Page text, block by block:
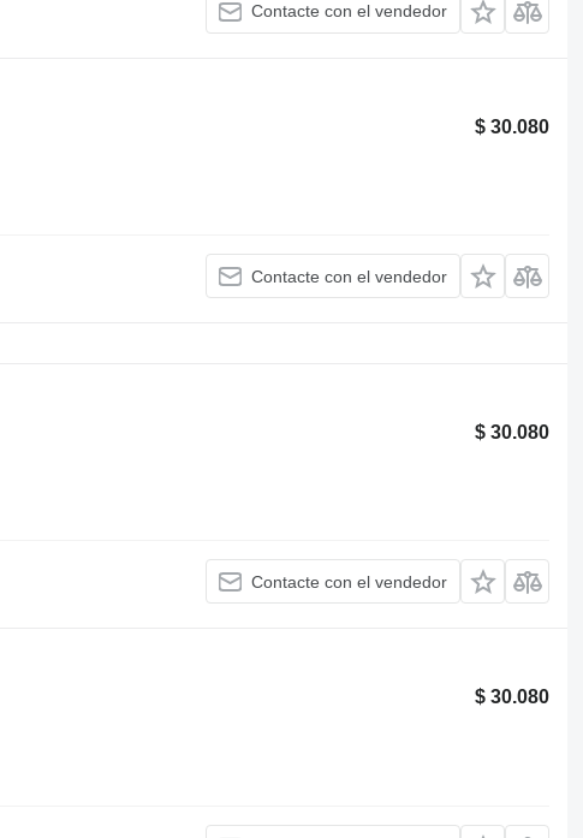
Contacte con el vendedor
$ 30.080
Contacte con el vendedor
$ 30.080
Contacte con el vendedor
$ 30.080